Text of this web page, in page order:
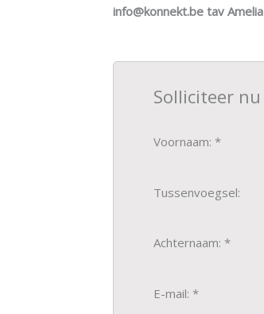
info@konnekt.be tav
Solliciteer
Voornaam: *
Tussenvoegsel:
Achternaam: *
E-mail: *